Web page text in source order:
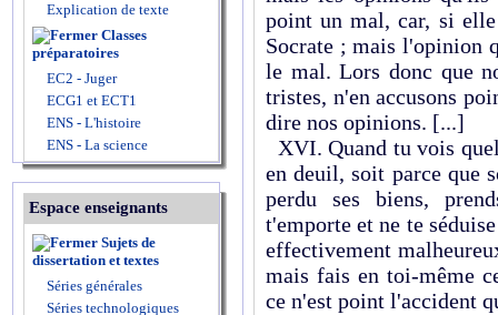
Explication de texte
Classes
préparatoires
EC2 - Juger
ECG1 et ECT1
ENS - L'histoire
ENS - La science
Espace enseignants
Sujets de
dissertation et textes
Séries générales
Séries technologiques
point un mal, car, si
Socrate ; mais l'opinion
le mal. Lors donc que
tristes, n'en accusons
dire nos opinions. [...]
XVI. Quand tu vois
en deuil, soit parce que
perdu ses biens,
t'emporte et ne te
effectivement
mais fais en toi-même
ce n'est point l'accident